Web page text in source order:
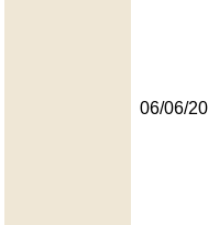
06/06/